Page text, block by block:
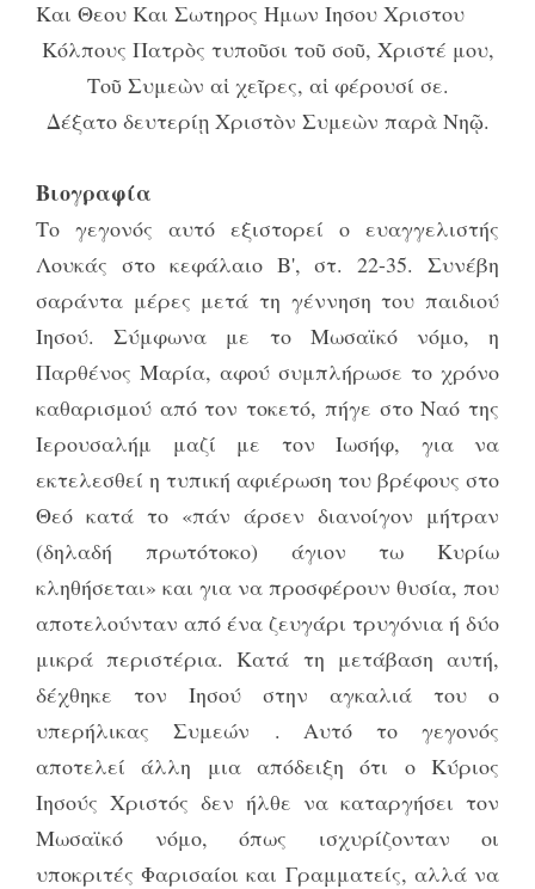
Και Θεου Και Σωτηρος Ημων Ιησου Χριστου
Κόλπους Πατρὸς τυποῦσι τοῦ σοῦ, Χριστέ μου,
Τοῦ Συμεὼν αἱ χεῖρες, αἱ φέρουσί σε.
Δέξατο δευτερίῃ Χριστὸν Συμεὼν παρὰ Νηῷ.
Βιογραφία
Το γεγονός αυτό εξιστορεί ο ευαγγελιστής
Λουκάς στο κεφάλαιο Β', στ. 22-35. Συνέβη
σαράντα μέρες μετά τη γέννηση του παιδιού
Ιησού. Σύμφωνα με το Μωσαϊκό νόμο, η
Παρθένος Μαρία, αφού συμπλήρωσε το χρόνο
καθαρισμού από τον τοκετό, πήγε στο Ναό της
Ιερουσαλήμ μαζί με τον Ιωσήφ, για να
εκτελεσθεί η τυπική αφιέρωση του βρέφους στο
Θεό κατά το «πάν άρσεν διανοίγον μήτραν
(δηλαδή πρωτότοκο) άγιον τω Κυρίω
κληθήσεται» και για να προσφέρουν θυσία, που
αποτελούνταν από ένα ζευγάρι τρυγόνια ή δύο
μικρά περιστέρια. Κατά τη μετάβαση αυτή,
δέχθηκε τον Ιησού στην αγκαλιά του ο
υπερήλικας Συμεών . Αυτό το γεγονός
αποτελεί άλλη μια απόδειξη ότι ο Κύριος
Ιησούς Χριστός δεν ήλθε να καταργήσει τον
Μωσαϊκό νόμο, όπως ισχυρίζονταν οι
υποκριτές Φαρισαίοι και Γραμματείς, αλλά να